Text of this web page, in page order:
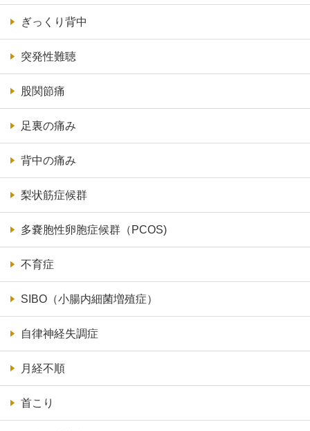
ぎっくり背中
突発性難聴
股関節痛
足裏の痛み
背中の痛み
梨状筋症候群
多嚢胞性卵胞症候群（PCOS)
不育症
SIBO（小腸内細菌増殖症）
自律神経失調症
月経不順
首こり